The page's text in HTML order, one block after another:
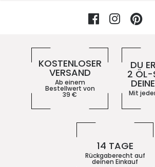
Facebook
KOSTENLOSER
VERSAND
Ab einem
Bestellwert von
39 €
DU
2 ÖL-
Mit
14 TAGE
Rückgaberecht auf
deinen Einkauf